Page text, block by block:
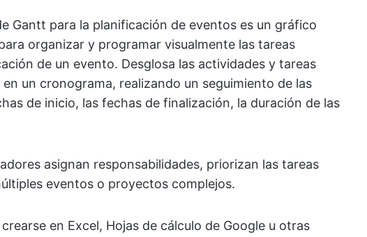
Gantt para la planificación de eventos es un gráfico
organizar y programar visualmente las tareas
de un evento. Desglosa las actividades y tareas
un cronograma, realizando un seguimiento de las
de inicio, las fechas de finalización, la duración de las
asignan responsabilidades, priorizan las tareas
eventos o proyectos complejos.
en Excel, Hojas de cálculo de Google u otras